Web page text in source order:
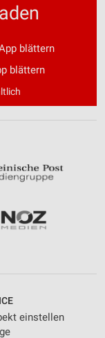
blättern
blättern
einstellen